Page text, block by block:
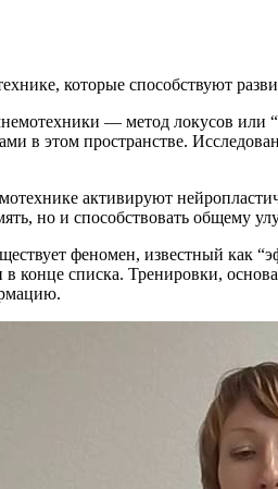
которые способствуют
— метод локусов или
в этом пространстве.
активируют
но и способствовать
феномен, известный как
списка. Тренировки,